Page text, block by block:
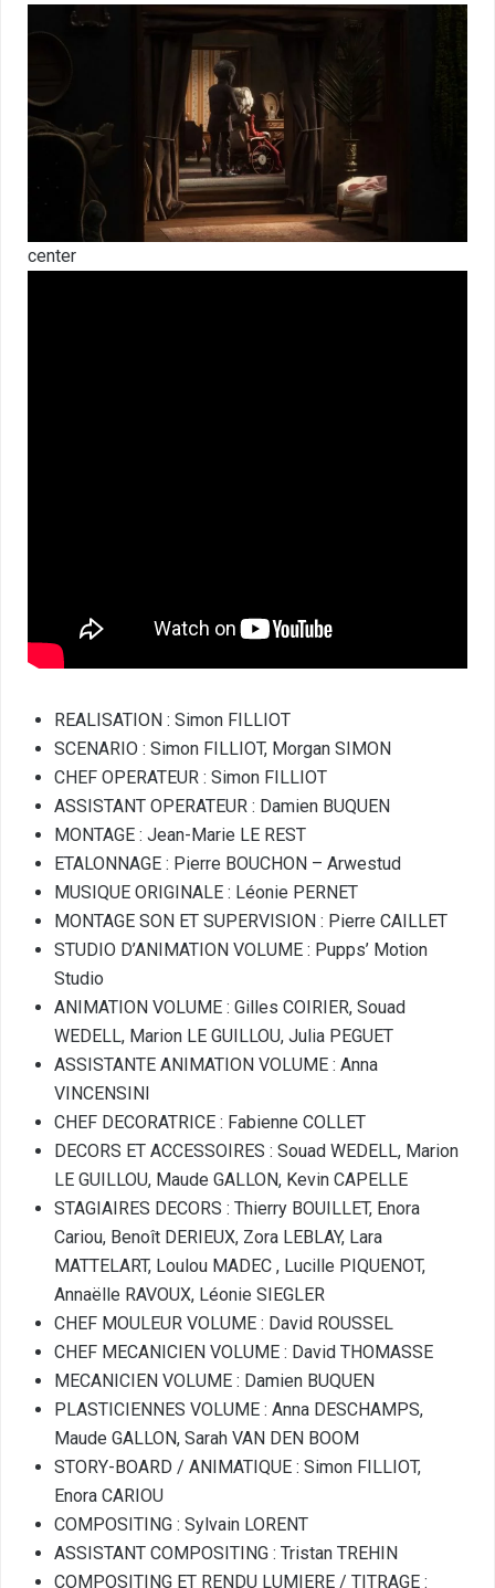
center
REALISATION : Simon FILLIOT
SCENARIO : Simon FILLIOT, Morgan SIMON
CHEF OPERATEUR : Simon FILLIOT
ASSISTANT OPERATEUR : Damien BUQUEN
MONTAGE : Jean-Marie LE REST
ETALONNAGE : Pierre BOUCHON – Arwestud
MUSIQUE ORIGINALE : Léonie PERNET
MONTAGE SON ET SUPERVISION : Pierre CAILLET
STUDIO D’ANIMATION VOLUME : Pupps’ Motion
Studio
ANIMATION VOLUME : Gilles COIRIER, Souad
WEDELL, Marion LE GUILLOU, Julia PEGUET
ASSISTANTE ANIMATION VOLUME : Anna
VINCENSINI
CHEF DECORATRICE : Fabienne COLLET
DECORS ET ACCESSOIRES : Souad WEDELL, Marion
LE GUILLOU, Maude GALLON, Kevin CAPELLE
STAGIAIRES DECORS : Thierry BOUILLET, Enora
Cariou, Benoît DERIEUX, Zora LEBLAY, Lara
MATTELART, Loulou MADEC , Lucille PIQUENOT,
Annaëlle RAVOUX, Léonie SIEGLER
CHEF MOULEUR VOLUME : David ROUSSEL
CHEF MECANICIEN VOLUME : David THOMASSE
MECANICIEN VOLUME : Damien BUQUEN
PLASTICIENNES VOLUME : Anna DESCHAMPS,
Maude GALLON, Sarah VAN DEN BOOM
STORY-BOARD / ANIMATIQUE : Simon FILLIOT,
Enora CARIOU
COMPOSITING : Sylvain LORENT
ASSISTANT COMPOSITING : Tristan TREHIN
COMPOSITING ET RENDU LUMIERE / TITRAGE :